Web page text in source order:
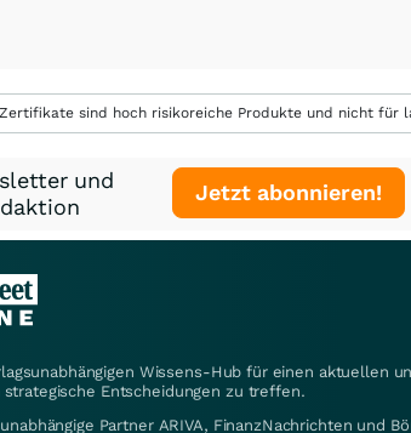
sind hoch risikoreiche Produkte und nicht für
und
Jetzt abonnieren!
Wissens-Hub für einen aktuellen
Entscheidungen zu treffen.
Partner ARIVA, FinanzNachrichten und